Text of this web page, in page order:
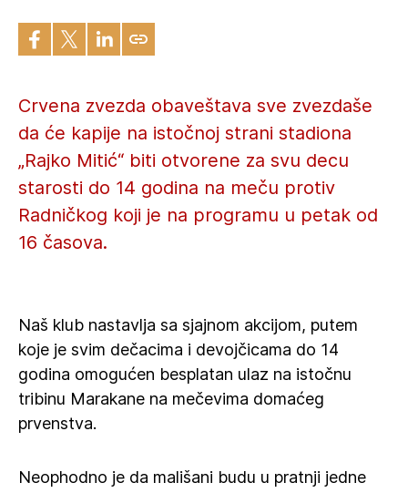
Crvena zvezda obaveštava sve zvezdaše
da će kapije na istočnoj strani stadiona
„Rajko Mitić“ biti otvorene za svu decu
starosti do 14 godina na meču protiv
Radničkog koji je na programu u petak od
16 časova.
Naš klub nastavlja sa sjajnom akcijom, putem
koje je svim dečacima i devojčicama do 14
godina omogućen besplatan ulaz na istočnu
tribinu Marakane na mečevima domaćeg
prvenstva.
Neophodno je da mališani budu u pratnji jedne